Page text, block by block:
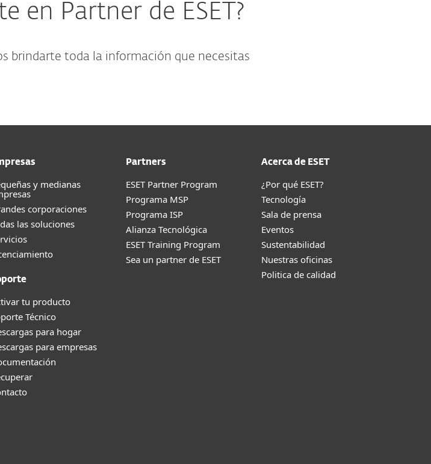
en Partner de ESET?
brindarte toda la información que necesitas
y medianas
corporaciones
las soluciones
tu producto
Técnico
para hogar
para empresas
Partners
ESET Partner Program
Programa MSP
Programa ISP
Alianza Tecnológica
ESET Training Program
Sea un partner de ESET
Acerca de ESET
¿Por qué ESET?
Tecnología
Sala de prensa
Eventos
Sustentabilidad
Nuestras oficinas
Politica de calidad